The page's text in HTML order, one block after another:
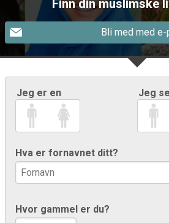
Finn din muslimske
Bli med med
Jeg er en Jeg
Hva er fornavnet ditt?
Hvor gammel er du?